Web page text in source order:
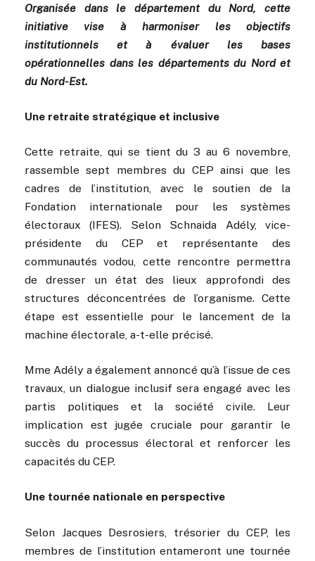
Organisée dans le département du Nord, cette
initiative vise à harmoniser les objectifs
institutionnels et à évaluer les bases
opérationnelles dans les départements du Nord et
du Nord-Est.
Une retraite stratégique et inclusive
Cette retraite, qui se tient du 3 au 6 novembre,
rassemble sept membres du CEP ainsi que les
cadres de l’institution, avec le soutien de la
Fondation internationale pour les systèmes
électoraux (IFES). Selon Schnaida Adély, vice-
présidente du CEP et représentante des
communautés vodou, cette rencontre permettra
de dresser un état des lieux approfondi des
structures déconcentrées de l’organisme. Cette
étape est essentielle pour le lancement de la
machine électorale, a-t-elle précisé.
Mme Adély a également annoncé qu’à l’issue de ces
travaux, un dialogue inclusif sera engagé avec les
partis politiques et la société civile. Leur
implication est jugée cruciale pour garantir le
succès du processus électoral et renforcer les
capacités du CEP.
Une tournée nationale en perspective
Selon Jacques Desrosiers, trésorier du CEP, les
membres de l’institution entameront une tournée